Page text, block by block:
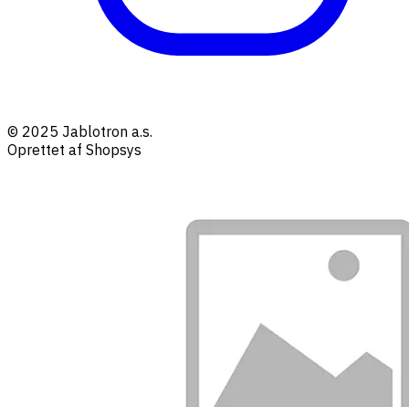
© 2025 Jablotron a.s.
Oprettet af Shopsys